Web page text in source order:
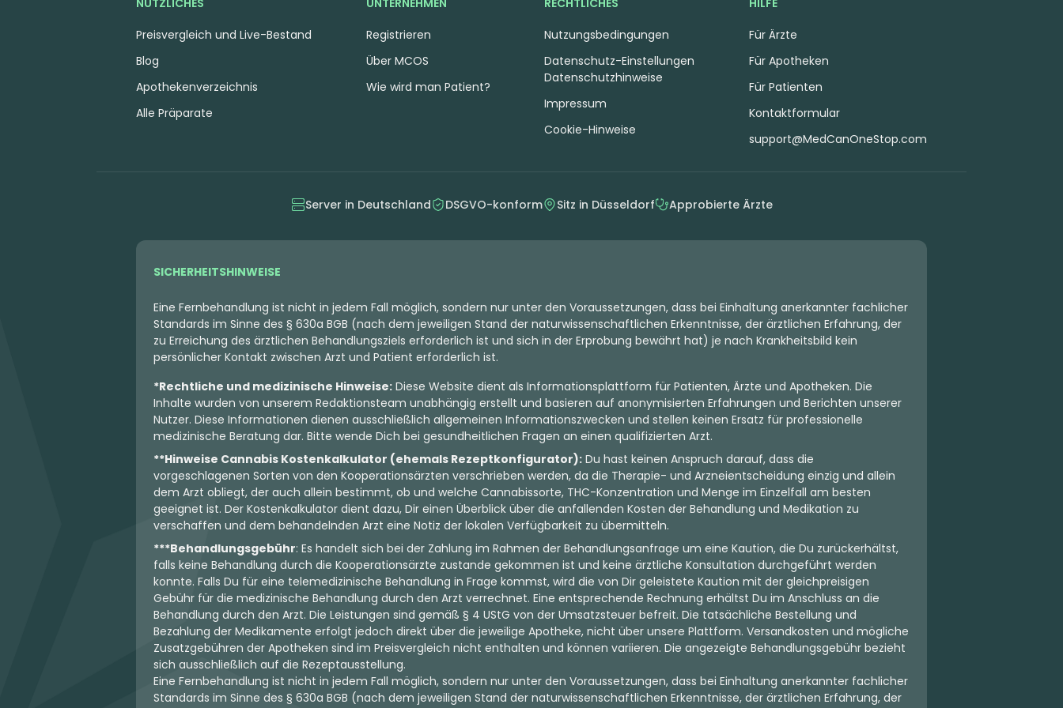
Preisvergleich und Live-Bestand
Blog
Apothekenverzeichnis
Alle Präparate
Registrieren
Über MCOS
Wie wird man Patient?
Für Ärzte
Für Apotheken
Für Patienten
Kontaktformular
support@MedCanOneStop.com
Nutzungsbedingungen
Datenschutzhinweise
Impressum
Cookie-Hinweise
Datenschutz-Einstellungen
Server in Deutschland DSGVO-konform Sitz in Düsseldorf Approbierte Ärzte
SICHERHEITSHINWEISE
Eine Fernbehandlung ist nicht in jedem Fall möglich, sondern nur unter den Voraussetzungen, dass bei Einhaltung anerkannter fachlicher
Standards im Sinne des § 630a BGB (nach dem jeweiligen Stand der naturwissenschaftlichen Erkenntnisse, der ärztlichen Erfahrung, der
zu Erreichung des ärztlichen Behandlungsziels erforderlich ist und sich in der Erprobung bewährt hat) je nach Krankheitsbild kein
persönlicher Kontakt zwischen Arzt und Patient erforderlich ist.
*Rechtliche und medizinische Hinweise: Diese Website dient als Informationsplattform für Patienten, Ärzte und Apotheken. Die
Inhalte wurden von unserem Redaktionsteam unabhängig erstellt und basieren auf anonymisierten Erfahrungen und Berichten unserer
Nutzer. Diese Informationen dienen ausschließlich allgemeinen Informationszwecken und stellen keinen Ersatz für professionelle
medizinische Beratung dar. Bitte wende Dich bei gesundheitlichen Fragen an einen qualifizierten Arzt.
**Hinweise Cannabis Kostenkalkulator (ehemals Rezeptkonfigurator): Du hast keinen Anspruch darauf, dass die
vorgeschlagenen Sorten von den Kooperationsärzten verschrieben werden, da die Therapie- und Arzneientscheidung einzig und allein
dem Arzt obliegt, der auch allein bestimmt, ob und welche Cannabissorte, THC-Konzentration und Menge im Einzelfall am besten
geeignet ist. Der Kostenkalkulator dient dazu, Dir einen Überblick über die anfallenden Kosten der Behandlung und Medikation zu
verschaffen und dem behandelnden Arzt eine Notiz der lokalen Verfügbarkeit zu übermitteln.
***Behandlungsgebühr: Es handelt sich bei der Zahlung im Rahmen der Behandlungsanfrage um eine Kaution, die Du zurückerhältst,
falls keine Behandlung durch die Kooperationsärzte zustande gekommen ist und keine ärztliche Konsultation durchgeführt werden
konnte. Falls Du für eine telemedizinische Behandlung in Frage kommst, wird die von Dir geleistete Kaution mit der gleichpreisigen
Gebühr für die medizinische Behandlung durch den Arzt verrechnet. Eine entsprechende Rechnung erhältst Du im Anschluss an die
Behandlung durch den Arzt. Die Leistungen sind gemäß § 4 UStG von der Umsatzsteuer befreit. Die tatsächliche Bestellung und
Bezahlung der Medikamente erfolgt jedoch direkt über die jeweilige Apotheke, nicht über unsere Plattform. Versandkosten und mögliche
Zusatzgebühren der Apotheken sind im Preisvergleich nicht enthalten und können variieren. Die angezeigte Behandlungsgebühr bezieht
sich ausschließlich auf die Rezeptausstellung.
Eine Fernbehandlung ist nicht in jedem Fall möglich, sondern nur unter den Voraussetzungen, dass bei Einhaltung anerkannter fachlicher
Standards im Sinne des § 630a BGB (nach dem jeweiligen Stand der naturwissenschaftlichen Erkenntnisse, der ärztlichen Erfahrung, der